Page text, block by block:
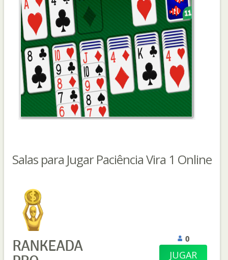
Salas para Jugar Paciência Vira 1 Online
RANKEADA
0
JUGAR